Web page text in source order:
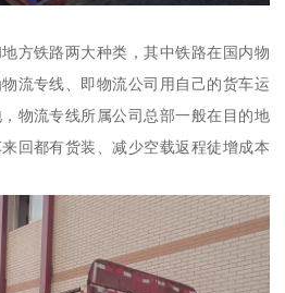
方铁路两大种类，其中铁路在国内物
流专线、即物流公司用自己的货车运
物流专线所属公司总部一般在目的地
回都有货装、减少空载返程徒增成本